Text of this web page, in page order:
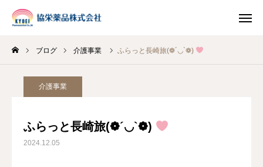
ブログ 介護事業 ふらっと長崎旅(❁´◡`❁)
介護事業
ふらっと長崎旅(❁´◡`❁)
2024.12.05
INSTAGRAM
HOME